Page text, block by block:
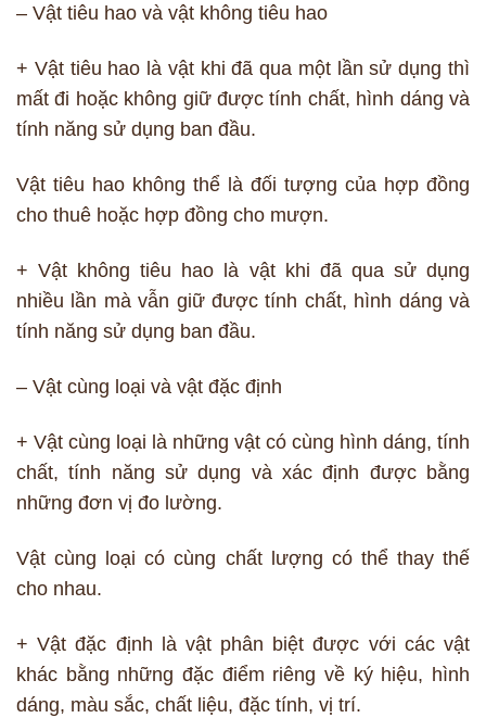
– Vật tiêu hao và vật không tiêu hao
+ Vật tiêu hao là vật khi đã qua một lần sử dụng thì
mất đi hoặc không giữ được tính chất, hình dáng và
tính năng sử dụng ban đầu.
Vật tiêu hao không thể là đối tượng của hợp đồng
cho thuê hoặc hợp đồng cho mượn.
+ Vật không tiêu hao là vật khi đã qua sử dụng
nhiều lần mà vẫn giữ được tính chất, hình dáng và
tính năng sử dụng ban đầu.
– Vật cùng loại và vật đặc định
+ Vật cùng loại là những vật có cùng hình dáng, tính
chất, tính năng sử dụng và xác định được bằng
những đơn vị đo lường.
Vật cùng loại có cùng chất lượng có thể thay thế
cho nhau.
+ Vật đặc định là vật phân biệt được với các vật
khác bằng những đặc điểm riêng về ký hiệu, hình
dáng, màu sắc, chất liệu, đặc tính, vị trí.